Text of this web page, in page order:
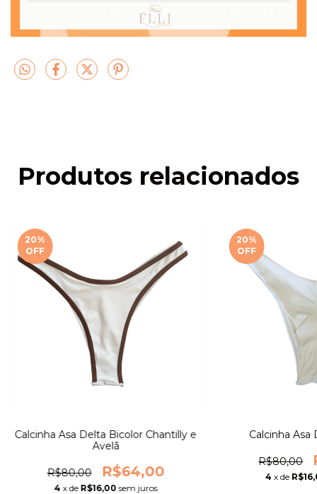
Produtos relacionados
20%
OFF
Calcinha Asa Delta Bicolor Chantilly e
Avelã
R$80,00 R$64,00
4 x de R$16,00 sem juros
20%
OFF
Calcinha Asa
R$80,00
4 x de